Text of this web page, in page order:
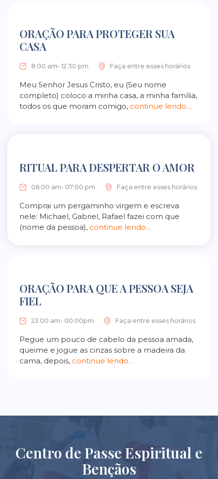
ORAÇÃO PARA PROTEGER SUA
CASA
8:00 am- 12:30 pm Faça entre esses horários
Meu Senhor Jesus Cristo, eu (Seu nome
completo) coloco a minha casa, a minha família,
todos os que moram comigo, continue lendo…
RITUAL PARA DESPERTAR O AMOR
06:00 am- 07:00 pm Faça entre esses horários
Comprai um pergaminho virgem e escreva
nele: Michael, Gabriel, Rafael fazei com que
(nome da pessoa), continue lendo…
ORAÇÃO PARA QUE A PESSOA SEJA
FIEL
23:00 am- 00:00pm Faça entre esses horários
Pegue um pouco de cabelo da pessoa amada,
queime e jogue as cinzas sobre a madeira da
cama, depois, continue lendo…
Centro de Passe Espiritual e
Bençãos